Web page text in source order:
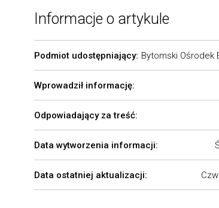
Informacje o artykule
Podmiot udostępniający: Bytomski Ośrodek
Wprowadził informację:
Odpowiadający za treść:
Data wytworzenia informacji:
Data ostatniej aktualizacji: